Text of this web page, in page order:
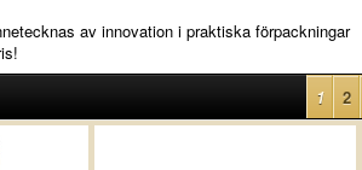
av innovation i praktiska förpackningar
1 2